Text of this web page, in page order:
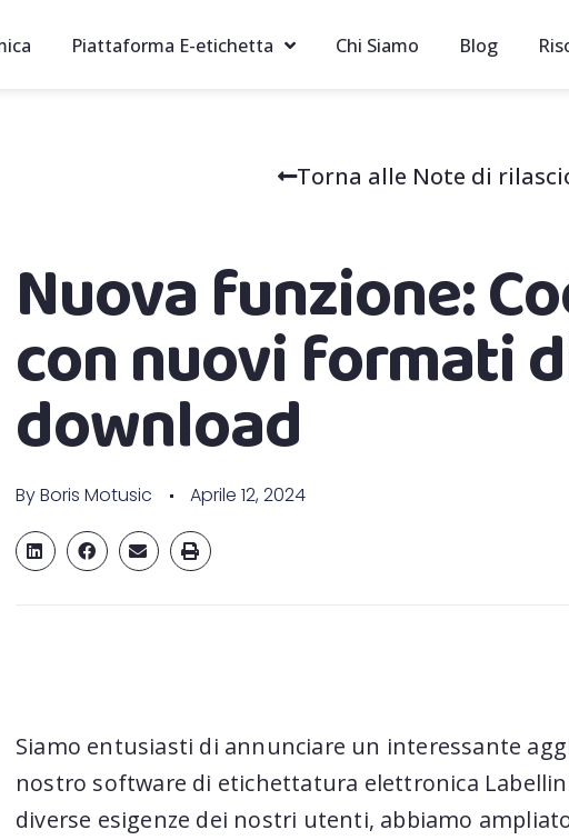
Piattaforma E-etichetta Chi Siamo Blog
Torna alle Note di
Nuova funzione:
con nuovi formati
download
ByBoris Motusic Aprile 12, 2024
Siamo entusiasti di annunciare un interessante
nostro software di etichettatura elettronica
diverse esigenze dei nostri utenti, abbiamo